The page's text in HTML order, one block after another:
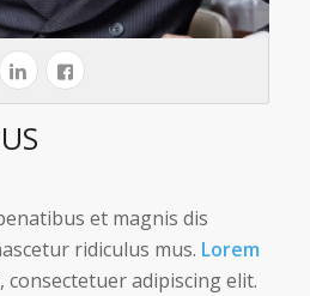
et magnis dis
ridiculus mus. Lorem
adipiscing elit.